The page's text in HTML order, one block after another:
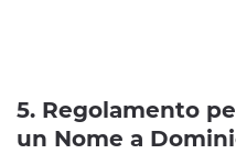
5. Regolamento
un Nome a